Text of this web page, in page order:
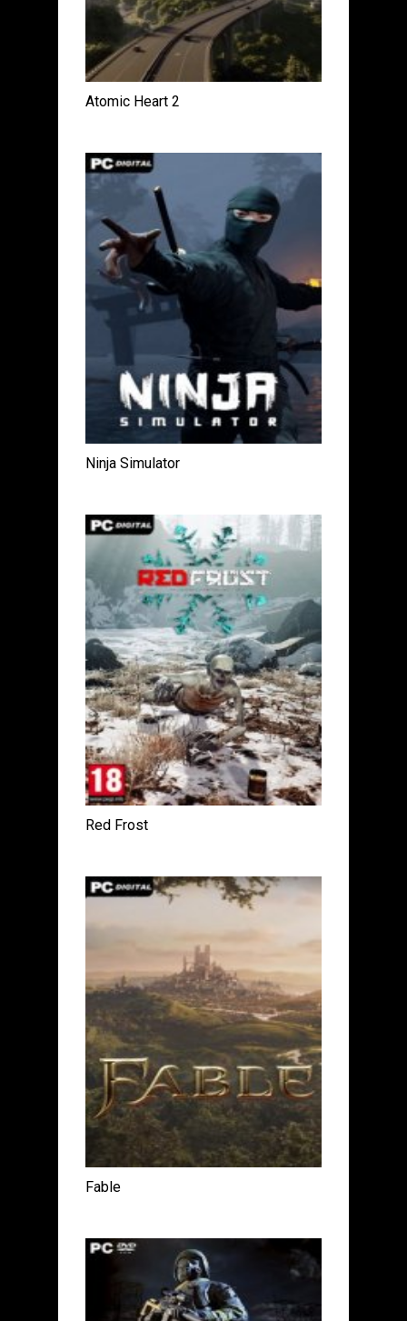
Atomic Heart 2
Ninja Simulator
Red Frost
Fable